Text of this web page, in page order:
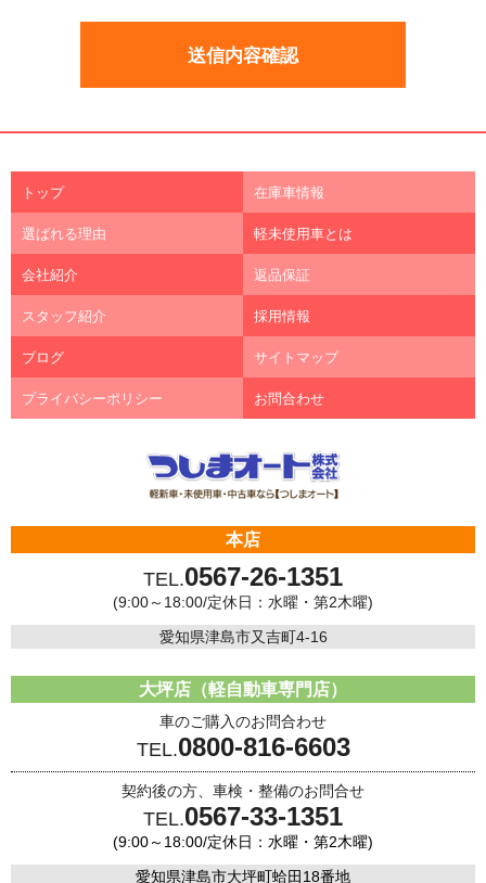
トップ 在庫車情報
選ばれる理由 軽未使用車とは
会社紹介 返品保証
スタッフ紹介 採用情報
ブログ サイトマップ
プライバシーポリシー お問合わせ
本店
TEL.0567-26-1351
(9:00～18:00/定休日：水曜・第2木曜)
愛知県津島市又吉町4-16
大坪店（軽自動車専門店）
車のご購入のお問合わせ
TEL.0800-816-6603
契約後の方、車検・整備のお問合せ
TEL.0567-33-1351
(9:00～18:00/定休日：水曜・第2木曜)
愛知県津島市大坪町蛤田18番地